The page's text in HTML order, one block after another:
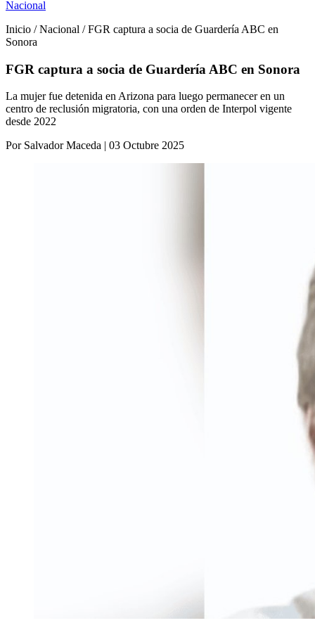
Nacional
Inicio / Nacional / FGR captura a socia de Guardería ABC en
Sonora
FGR captura a socia de Guardería ABC en Sonora
La mujer fue detenida en Arizona para luego permanecer en un
centro de reclusión migratoria, con una orden de Interpol vigente
desde 2022
Por Salvador Maceda | 03 Octubre 2025